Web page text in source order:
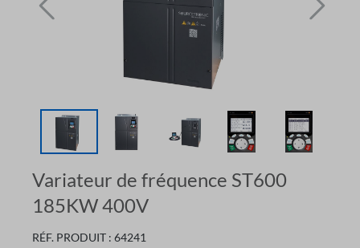
Variateur de fréquence ST600
185KW 400V
RÉF. PRODUIT : 64241